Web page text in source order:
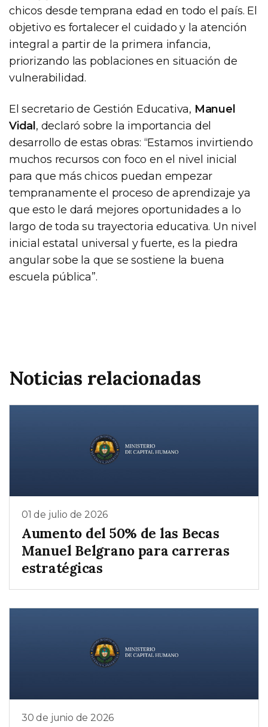
chicos desde temprana edad en todo el país. El
objetivo es fortalecer el cuidado y la atención
integral a partir de la primera infancia,
priorizando las poblaciones en situación de
vulnerabilidad.
El secretario de Gestión Educativa, Manuel
Vidal , declaró sobre la importancia del
desarrollo de estas obras: “Estamos invirtiendo
muchos recursos con foco en el nivel inicial
para que más chicos puedan empezar
tempranamente el proceso de aprendizaje ya
que esto le dará mejores oportunidades a lo
largo de toda su trayectoria educativa. Un nivel
inicial estatal universal y fuerte, es la piedra
angular sobe la que se sostiene la buena
escuela pública”.
Noticias relacionadas
01 de julio de 2026
Aumento del 50% de las Becas
Manuel Belgrano para carreras
estratégicas
30 de junio de 2026